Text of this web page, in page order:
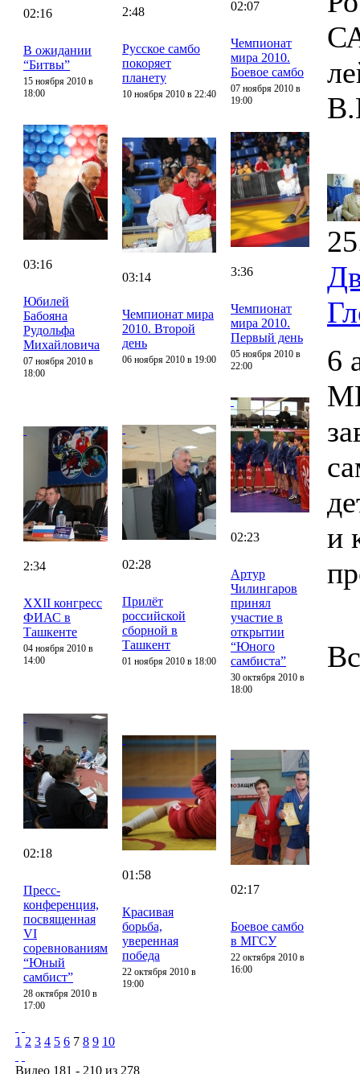
02:16
В ожидании
“Битвы”
15 ноября 2010 в
18:00
2:48
Русское самбо
покоряет
планету
10 ноября 2010 в 22:40
02:07
Чемпионат
мира 2010.
Боевое самбо
07 ноября 2010 в
19:00
03:16
Юбилей
Бабояна
Рудольфа
Михайловича
07 ноября 2010 в
18:00
03:14
Чемпионат мира
2010. Второй
день
06 ноября 2010 в 19:00
3:36
Чемпионат
мира 2010.
Первый день
05 ноября 2010 в
22:00
2:34
XXII конгресс
ФИАС в
Ташкенте
04 ноября 2010 в
14:00
02:28
Прилёт
российской
сборной в
Ташкент
01 ноября 2010 в 18:00
02:23
Артур
Чилингаров
принял
участие в
открытии
“Юного
самбиста”
30 октября 2010 в
18:00
02:18
Пресс-
конференция,
посвященная
VI
соревнованиям
“Юный
самбист”
28 октября 2010 в
17:00
01:58
Красивая
борьба,
уверенная
победа
22 октября 2010 в
19:00
02:17
Боевое самбо
в МГСУ
22 октября 2010 в
16:00
1 2 3 4 5 6 7 8 9 10
Видео 181 - 210 из 278
6
и